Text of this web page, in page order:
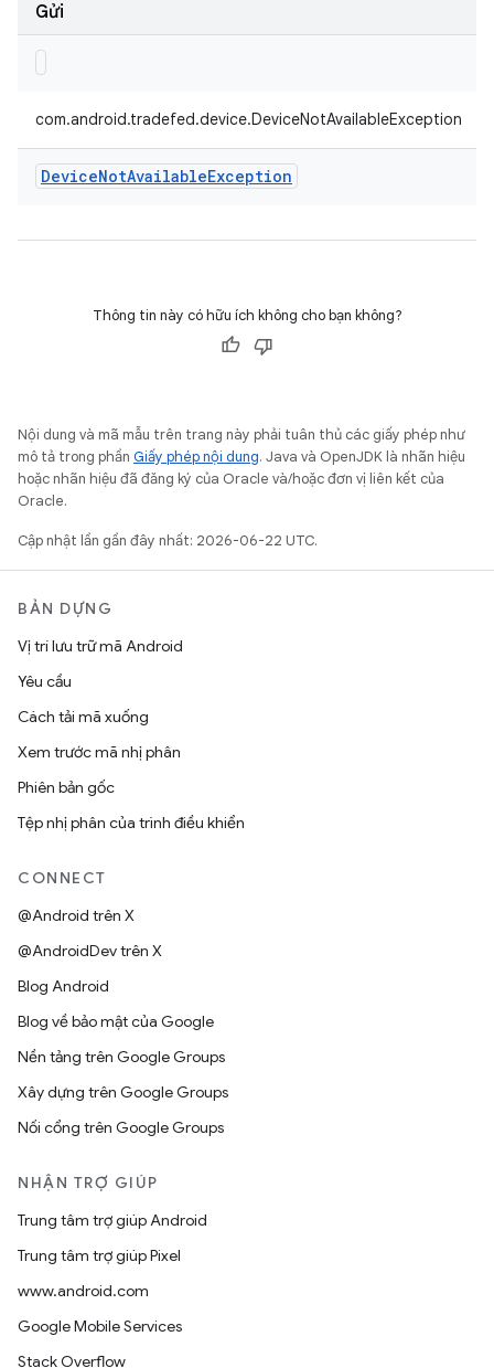
Gửi
com.android.tradefed.device.DeviceNotAvailableException
DeviceNotAvailableException
Thông tin này có hữu ích không cho bạn không?
Nội dung và mã mẫu trên trang này phải tuân thủ các giấy phép như
mô tả trong phần Giấy phép nội dung. Java và OpenJDK là nhãn hiệu
hoặc nhãn hiệu đã đăng ký của Oracle và/hoặc đơn vị liên kết của
Oracle.
Cập nhật lần gần đây nhất: 2026-06-22 UTC.
BẢN DỰNG
Vị trí lưu trữ mã Android
Yêu cầu
Cách tải mã xuống
Xem trước mã nhị phân
Phiên bản gốc
Tệp nhị phân của trình điều khiển
CONNECT
@Android trên X
@AndroidDev trên X
Blog Android
Blog về bảo mật của Google
Nền tảng trên Google Groups
Xây dựng trên Google Groups
Nối cổng trên Google Groups
NHẬN TRỢ GIÚP
Trung tâm trợ giúp Android
Trung tâm trợ giúp Pixel
www.android.com
Google Mobile Services
Stack Overflow